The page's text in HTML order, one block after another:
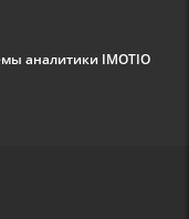
аналитики IMOTIO